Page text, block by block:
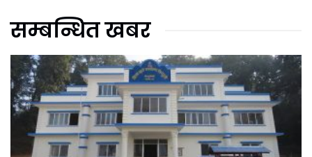
सम्बन्धित खबर